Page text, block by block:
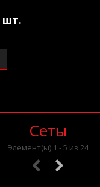
шт.
Сеты
Элемент(ы) 1 - 5 из 24